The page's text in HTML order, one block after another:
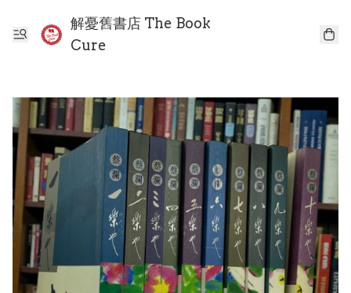
解憂舊書店 The Book
Cure